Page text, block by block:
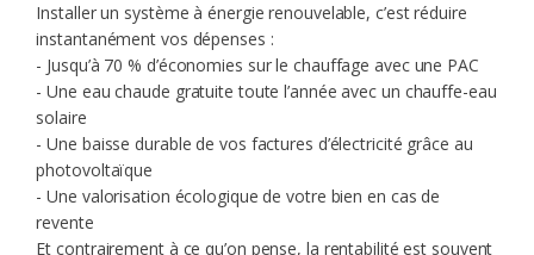
Installer un système à énergie renouvelable, c’est réduire
instantanément vos dépenses :
- Jusqu’à 70 % d’économies sur le chauffage avec une PAC
- Une eau chaude gratuite toute l’année avec un chauffe-eau
solaire
- Une baisse durable de vos factures d’électricité grâce au
photovoltaïque
- Une valorisation écologique de votre bien en cas de
revente
Et contrairement à ce qu’on pense, la rentabilité est souvent